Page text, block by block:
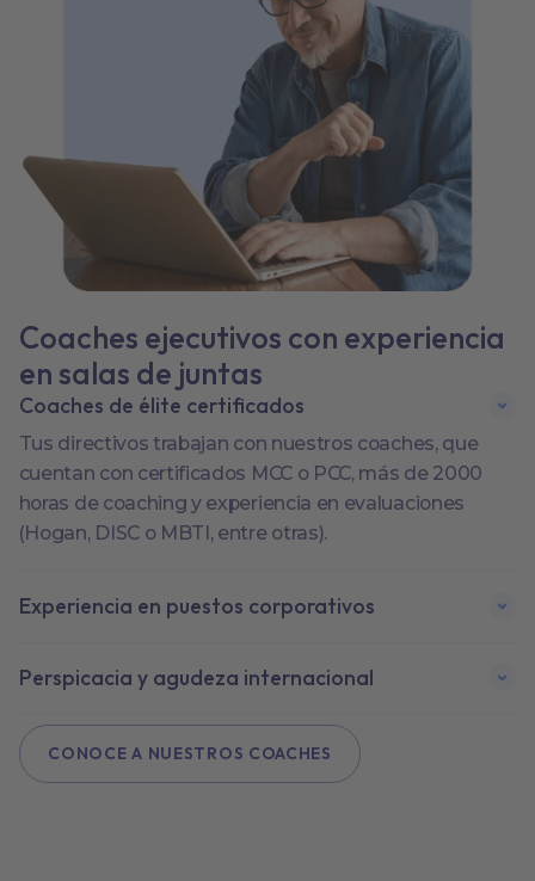
Coaches ejecutivos con experiencia
en salas de juntas
Coaches de élite certificados
Tus directivos trabajan con nuestros coaches, que
cuentan con certificados MCC o PCC, más de 2000
horas de coaching y experiencia en evaluaciones
(Hogan, DISC o MBTI, entre otras).
Experiencia en puestos corporativos
Perspicacia y agudeza internacional
CONOCE A NUESTROS COACHES